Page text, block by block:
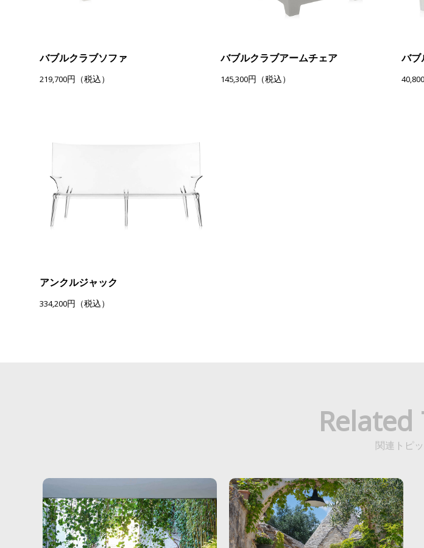
バブルクラブソファ
219,700円（税込）
バブルクラブアームチェア
145,300円（税込）
バブ
アンクルジャック
334,200円（税込）
関連トピ